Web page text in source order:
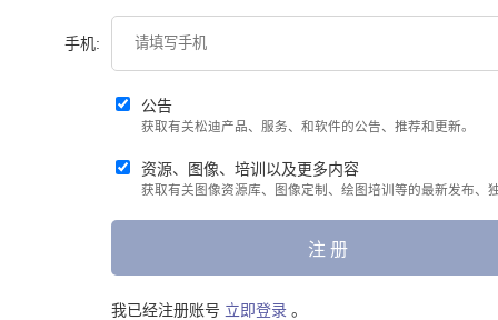
手机:
公告
获取有关松迪产品、服务、和软件的公告、推荐和更新。
资源、图像、培训以及更多内容
获取有关图像资源库、图像定制、绘图培训等的最新发布、
注 册
我已经注册账号 立即登录 。